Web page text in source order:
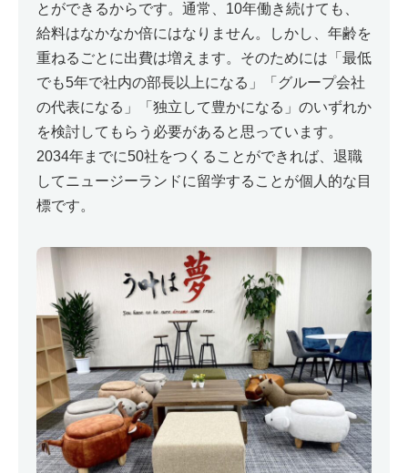
とができるからです。通常、10年働き続けても、
給料はなかなか倍にはなりません。しかし、年齢を
重ねるごとに出費は増えます。そのためには「最低
でも5年で社内の部長以上になる」「グループ会社
の代表になる」「独立して豊かになる」のいずれか
を検討してもらう必要があると思っています。
2034年までに50社をつくることができれば、退職
してニュージーランドに留学することが個人的な目
標です。